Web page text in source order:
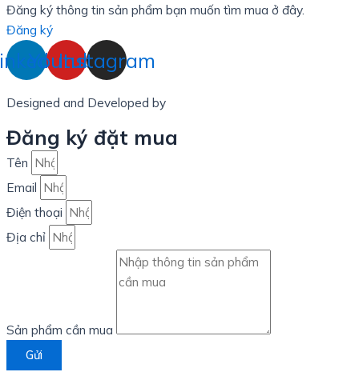
Đăng ký thông tin sản phẩm bạn muốn tìm mua ở đây.
Đăng ký
Youtube
Instagram
Designed and Developed by
Đăng ký đặt mua
Tên
Email
Điện thoại
Địa chỉ
Sản phẩm cần mua
Gửi